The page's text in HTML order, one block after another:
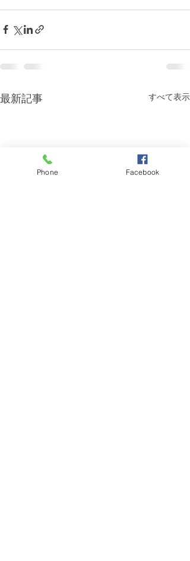
最新記事 すべて表示
Phone Facebook